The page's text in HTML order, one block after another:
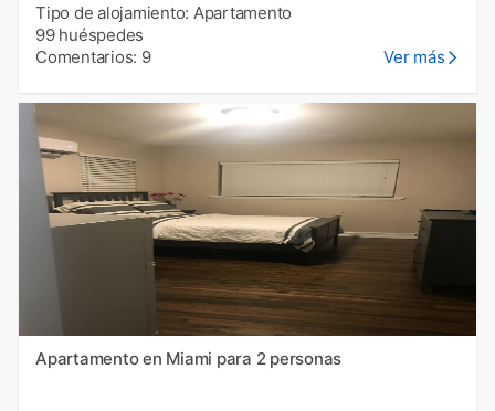
Tipo de alojamiento: Apartamento
99 huéspedes
Comentarios: 9
Ver más
Apartamento en Miami para 2 personas